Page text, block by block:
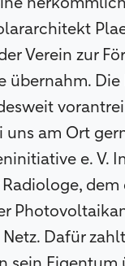
Verein zur
übernahm.
am Ort
e. V.
Dafür